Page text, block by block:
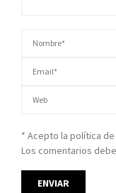
* Acepto la política
Los comentarios